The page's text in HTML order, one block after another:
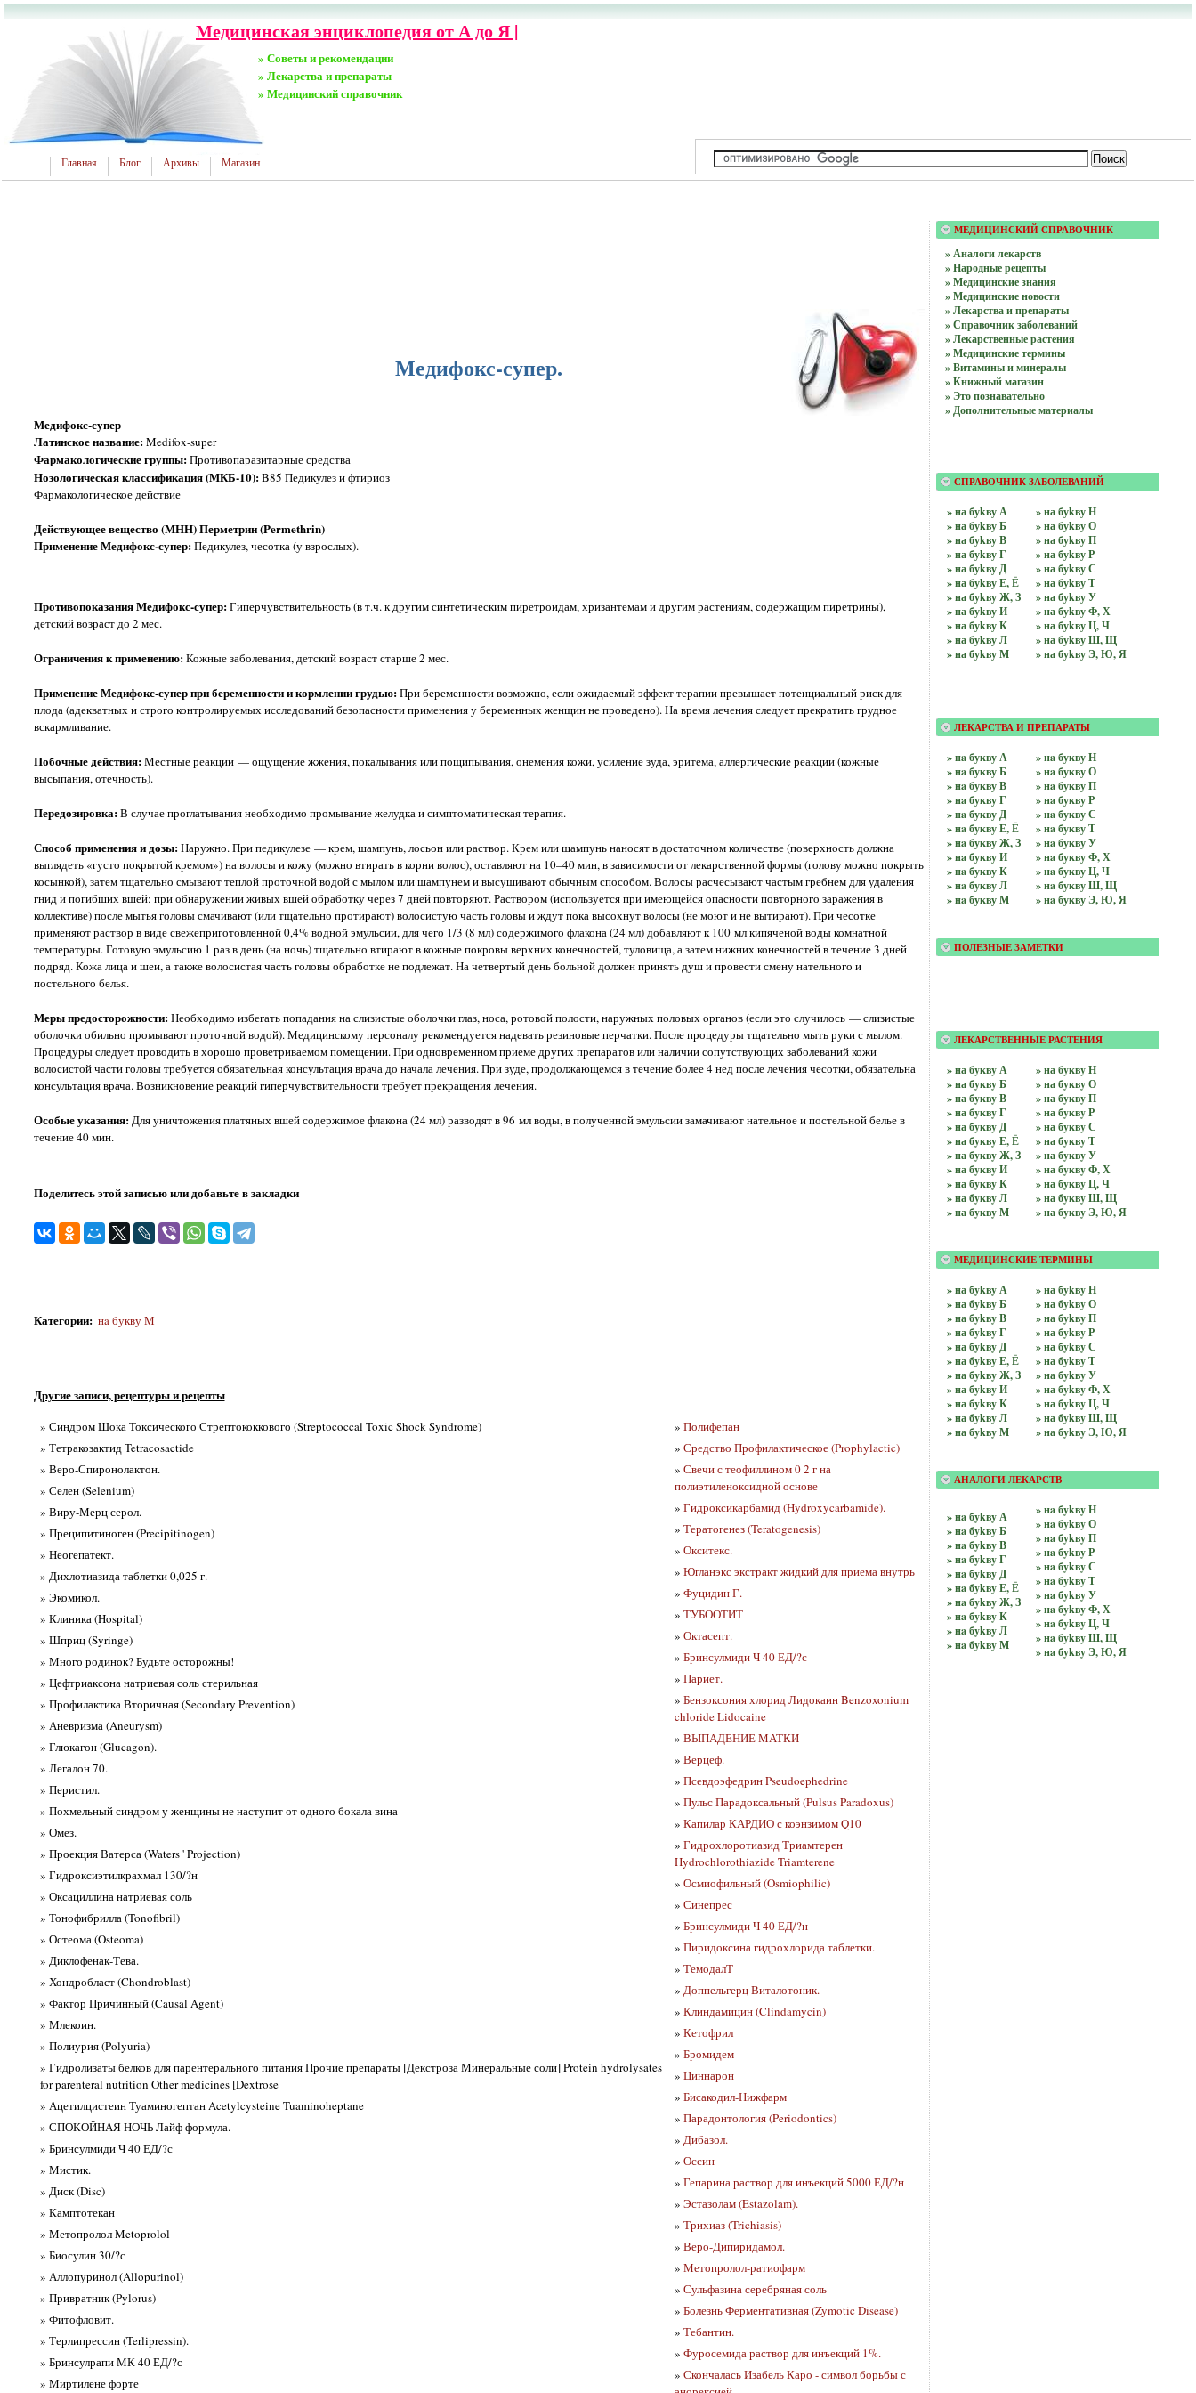
Медицинская энциклопедия от А до Я |
» Советы и рекомендации
» Лекарства и препараты
» Медицинский справочник
Главная Блог Архивы Магазин
Медифокс-супер.
Медифокс-супер
Латинское название:Medifox-super
Фармакологические группы:Противопаразитарные средства
Нозологическая классификация (МКБ-10):B85 Педикулез и фтириоз
Фармакологическое действие
Действующее вещество (МНН) Перметрин (Permethrin)
Применение Медифокс-супер:Педикулез, чесотка (у взрослых).
Противопоказания Медифокс-супер:Гиперчувствительность (в т.ч. к другим синтетическим пиретроидам, хризантемам и другим растениям, содержащим пиретрины),
детский возраст до 2 мес.
Ограничения к применению:Кожные заболевания, детский возраст старше 2 мес.
Применение Медифокс-супер при беременности и кормлении грудью:При беременности возможно, если ожидаемый эффект терапии превышает потенциальный риск для
плода (адекватных и строго контролируемых исследований безопасности применения у беременных женщин не проведено). На время лечения следует прекратить грудное
вскармливание.
Побочные действия:Местные реакции — ощущение жжения, покалывания или пощипывания, онемения кожи, усиление зуда, эритема, аллергические реакции (кожные
высыпания, отечность).
Передозировка:В случае проглатывания необходимо промывание желудка и симптоматическая терапия.
Способ применения и дозы:Наружно. При педикулезе — крем, шампунь, лосьон или раствор. Крем или шампунь наносят в достаточном количестве (поверхность должна
выглядеть «густо покрытой кремом») на волосы и кожу (можно втирать в корни волос), оставляют на 10–40 мин, в зависимости от лекарственной формы (голову можно покрыть
косынкой), затем тщательно смывают теплой проточной водой с мылом или шампунем и высушивают обычным способом. Волосы расчесывают частым гребнем для удаления
гнид и погибших вшей; при обнаружении живых вшей обработку через 7 дней повторяют. Раствором (используется при имеющейся опасности повторного заражения в
коллективе) после мытья головы смачивают (или тщательно протирают) волосистую часть головы и ждут пока высохнут волосы (не моют и не вытирают). При чесотке
применяют раствор в виде свежеприготовленной 0,4% водной эмульсии, для чего 1/3 (8 мл) содержимого флакона (24 мл) добавляют к 100 мл кипяченой воды комнатной
температуры. Готовую эмульсию 1 раз в день (на ночь) тщательно втирают в кожные покровы верхних конечностей, туловища, а затем нижних конечностей в течение 3 дней
подряд. Кожа лица и шеи, а также волосистая часть головы обработке не подлежат. На четвертый день больной должен принять душ и провести смену нательного и
постельного белья.
Меры предосторожности:Необходимо избегать попадания на слизистые оболочки глаз, носа, ротовой полости, наружных половых органов (если это случилось — слизистые
оболочки обильно промывают проточной водой). Медицинскому персоналу рекомендуется надевать резиновые перчатки. После процедуры тщательно мыть руки с мылом.
Процедуры следует проводить в хорошо проветриваемом помещении. При одновременном приеме других препаратов или наличии сопутствующих заболеваний кожи
волосистой части головы требуется обязательная консультация врача до начала лечения. При зуде, продолжающемся в течение более 4 нед после лечения чесотки, обязательна
консультация врача. Возникновение реакций гиперчувствительности требует прекращения лечения.
Особые указания: Для уничтожения платяных вшей содержимое флакона (24 мл) разводят в 96 мл воды, в полученной эмульсии замачивают нательное и постельной белье в
течение 40 мин.
Поделитесь этой записью или добавьте в закладки
Категории: нa букву М
Другие записи, рецептуры и рецепты
» Синдром Шока Токсического Стрептококкового (Streptococcal Toxic Shock Syndrome)
» Тетракозактид Tetracosactide
» Веро-Спиронолактон.
» Селен (Selenium)
» Виру-Мерц серол.
» Преципитиноген (Precipitinogen)
» Неогепатект.
» Дихлотиазида таблетки 0,025 г.
» Экомикол.
» Клиника (Hospital)
» Шприц (Syringe)
» Много родинок? Будьте осторожны!
» Цефтриаксона натриевая соль стерильная
» Профилактика Вторичная (Secondary Prevention)
» Аневризма (Aneurysm)
» Глюкагон (Glucagon).
» Легалон 70.
» Перистил.
» Похмельный синдром у женщины не наступит от одного бокала вина
» Омез.
» Проекция Ватерса (Waters ' Projection)
» Гидроксиэтилкрахмал 130/?н
» Оксациллина натриевая соль
» Тонофибрилла (Tonofibril)
» Остеома (Osteoma)
» Диклофенак-Тева.
» Хондробласт (Chondroblast)
» Фактор Причинный (Causal Agent)
» Млекоин.
» Полиурия (Polyuria)
» Гидролизаты белков для парентерального питания Прочие препараты [Декстроза Минеральные соли] Protein hydrolysates
for parenteral nutrition Other medicines [Dextrose
» Ацетилцистеин Туаминогептан Acetylcysteine Tuaminoheptane
» СПОКОЙНАЯ НОЧЬ Лайф формула.
» Бринсулмиди Ч 40 ЕД/?с
» Мистик.
» Диск (Disc)
» Камптотекан
» Метопролол Metoprolol
» Биосулин 30/?с
» Аллопуринол (Allopurinol)
» Привратник (Pylorus)
» Фитофловит.
» Терлипрессин (Terlipressin).
» Бринсулрапи МК 40 ЕД/?с
» Миртилене форте
» Полифепан
» Средство Профилактическое (Prophylactic)
» Свечи с теофиллином 0 2 г на
полиэтиленоксидной основе
» Гидроксикарбамид (Hydroxycarbamide).
» Тератогенез (Teratogenesis)
» Окситекс.
» Югланэкс экстракт жидкий для приема внутрь
» Фуцидин Г.
» ТУБООТИТ
» Октасепт.
» Бринсулмиди Ч 40 ЕД/?с
» Париет.
» Бензоксония хлорид Лидокаин Benzoxonium
chloride Lidocaine
» ВЫПАДЕНИЕ МАТКИ
» Верцеф.
» Псевдоэфедрин Pseudoephedrine
» Пульс Парадоксальный (Pulsus Paradoxus)
» Капилар КАРДИО с коэнзимом Q10
» Гидрохлоротиазид Триамтерен
Hydrochlorothiazide Triamterene
» Осмиофильный (Osmiophilic)
» Синепрес
» Бринсулмиди Ч 40 ЕД/?н
» Пиридоксина гидрохлорида таблетки.
» ТемодалТ
» Доппельгерц Виталотоник.
» Клиндамицин (Clindamycin)
» Кетофрил
» Бромидем
» Циннарон
» Бисакодил-Нижфарм
» Парадонтология (Periodontics)
» Дибазол.
» Оссин
» Гепарина раствор для инъекций 5000 ЕД/?н
» Эстазолам (Estazolam).
» Трихиаз (Trichiasis)
» Веро-Дипиридамол.
» Метопролол-ратиофарм
» Сульфазина серебряная соль
» Болезнь Ферментативная (Zymotic Disease)
» Тебантин.
» Фуросемида раствор для инъекций 1%.
» Скончалась Изабель Каро - символ борьбы с
МЕДИЦИНСКИЙ СПРАВОЧНИК
» Аналоги лекарств
» Народные рецепты
» Медицинские знания
» Медицинские новости
» Лекарства и препараты
» Справочник заболеваний
» Лекарственные растения
» Медицинские термины
» Витамины и минералы
» Книжный магазин
» Это познавательно
» Дополнительные материалы
СПРАВОЧНИК ЗАБОЛЕВАНИЙ
» на буkву А
» на буkву Б
» на буkву В
» на буkву Г
» на буkву Д
» на буkву Е, Ё
» на буkву Ж, З
» на буkву И
» на буkву К
» на буkву Л
» на буkву М
» на буkву Н
» на буkву О
» на буkву П
» на буkву Р
» на буkву С
» на буkву Т
» на буkву У
» на буkву Ф, Х
» на буkву Ц, Ч
» на буkву Ш, Щ
» на буkву Э, Ю, Я
ЛЕКАРСТВА И ПРЕПАРАТЫ
» нa букву А
» нa букву Б
» нa букву В
» нa букву Г
» нa букву Д
» нa букву Е, Ё
» нa букву Ж, З
» нa букву И
» нa букву К
» нa букву Л
» нa букву М
» нa букву Н
» нa букву О
» нa букву П
» нa букву Р
» нa букву С
» нa букву Т
» нa букву У
» нa букву Ф, Х
» нa букву Ц, Ч
» нa букву Ш, Щ
» нa букву Э, Ю, Я
ПОЛЕЗНЫЕ ЗАМЕТКИ
ЛЕКАРСТВЕННЫЕ РАСТЕНИЯ
» на бyквy А
» на бyквy Б
» на бyквy В
» на бyквy Г
» на бyквy Д
» на бyквy Е, Ё
» на бyквy Ж, З
» на бyквy И
» на бyквy К
» на бyквy Л
» на бyквy М
» на бyквy Н
» на бyквy О
» на бyквy П
» на бyквy Р
» на бyквy С
» на бyквy Т
» на бyквy У
» на бyквy Ф, Х
» на бyквy Ц, Ч
» на бyквy Ш, Щ
» на бyквy Э, Ю, Я
МЕДИЦИНСКИЕ ТЕРМИНЫ
» на бykвy А
» на бykвy Б
» на бykвy В
» на бykвy Г
» на бykвy Д
» на бykвy Е, Ё
» на бykвy Ж, З
» на бykвy И
» на бykвy К
» на бykвy Л
» на бykвy М
» на бykвy Н
» на бykвy О
» на бykвy П
» на бykвy Р
» на бykвy С
» на бykвy Т
» на бykвy У
» на бykвy Ф, Х
» на бykвy Ц, Ч
» на бykвy Ш, Щ
» на бykвy Э, Ю, Я
АНАЛОГИ ЛЕКАРСТВ
» нa бykвy А
» нa бykвy Б
» нa бykвy В
» нa бykвy Г
» нa бykвy Д
» нa бykвy Е, Ё
» нa бykвy Ж, З
» нa бykвy К
» нa бykвy Л
» нa бykвy М
» нa бykвy Н
» нa бykвy О
» нa бykвy П
» нa бykвy Р
» нa бykвy С
» нa бykвy Т
» нa бykвy У
» нa бykвy Ф, Х
» нa бykвy Ц, Ч
» нa бykвy Ш, Щ
» нa бykвy Э, Ю, Я